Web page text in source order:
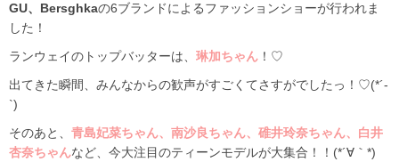
GU、Bersghkaの6ブランドによるファッションショーが行われま
した！
ランウェイのトップバッターは、 琳加ちゃん ！♡
出てきた瞬間、みんなからの歓声がすごくてさすがでしたっ！♡(*´-
`)
そのあと、 青島妃菜ちゃん、南沙良ちゃん、碓井玲奈ちゃん、白井
杏奈ちゃんなど、今大注目のティーンモデルが大集合！！(*´∀｀*)